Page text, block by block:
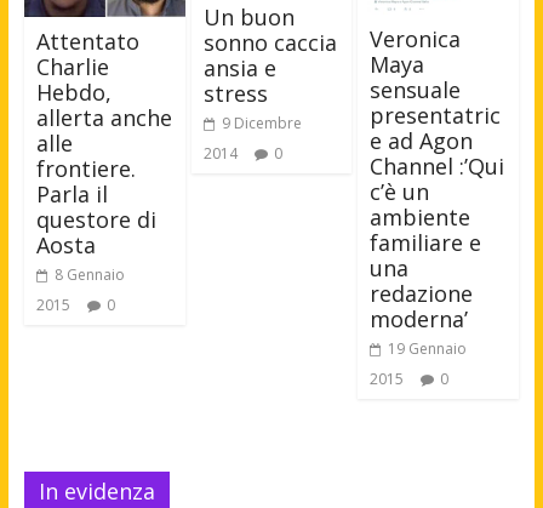
Attentato
Charlie
Hebdo,
allerta anche
alle
frontiere.
Parla il
questore di
Aosta
8 Gennaio
2015
0
Un buon
sonno caccia
ansia e
stress
9 Dicembre
2014
0
Veronica
Maya
sensuale
presentatric
e ad Agon
Channel :’Qui
c’è un
ambiente
familiare e
una
redazione
moderna’
19 Gennaio
2015
0
In evidenza